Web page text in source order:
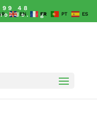
99 48
EN FR PT ES